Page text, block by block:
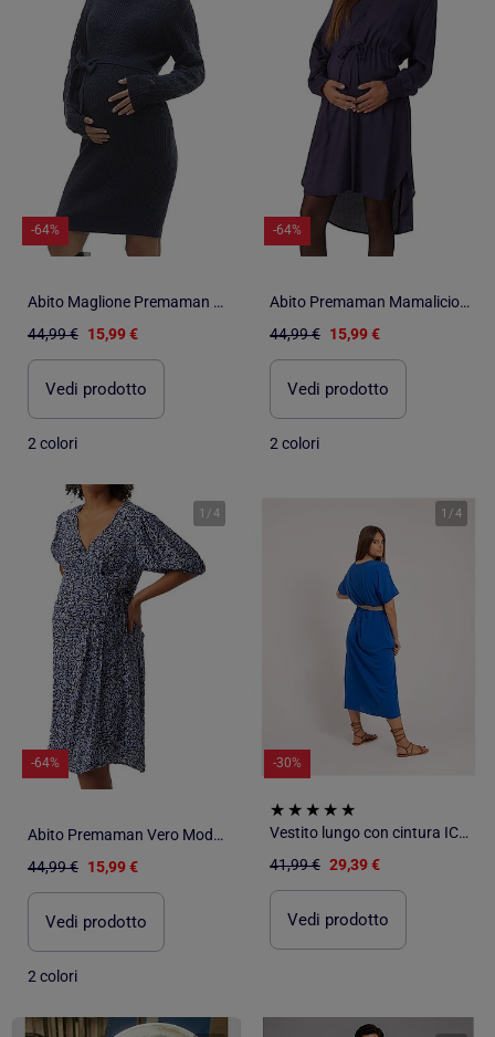
-64%
Abito Maglione Premaman Mamalicious
44,99 € 15,99 €
Vedi prodotto
2 colori
-64%
Abito Premaman Mamalicious da Donna
44,99 € 15,99 €
Vedi prodotto
2 colori
1 /4
-64%
Abito Premaman Vero Moda da Donna
44,99 € 15,99 €
Vedi prodotto
2 colori
1 /4
-30%
Vestito lungo con cintura ICALEST
41,99 € 29,39 €
Vedi prodotto